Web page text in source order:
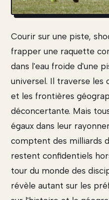
Courir sur une piste,
frapper une raquette
dans l'eau froide d'une
universel. Il traverse les
et les frontières
déconcertante. Mais
égaux dans leur
comptent des milliards
restent confidentiels
tour du monde des
révèle autant sur les